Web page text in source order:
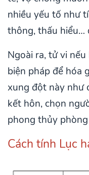
nhiều yếu tố như
thông, thấu hiểu…
Ngoài ra, tử vi
biện pháp để hóa
xung đột này như
kết hôn, chọn
phong thủy
Cách tính Lục